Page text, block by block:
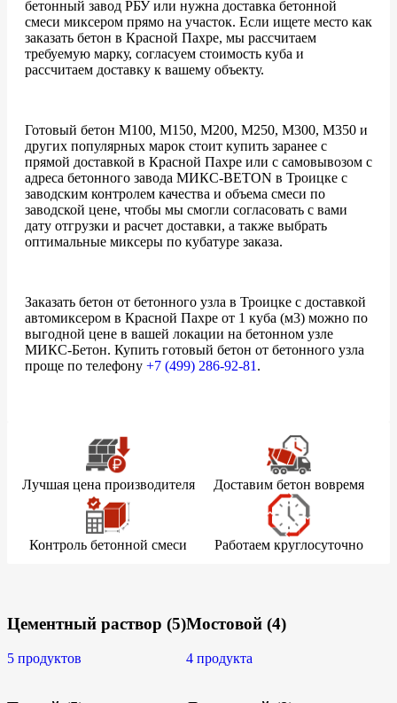
бетонный завод РБУ или нужна доставка бетонной
смеси миксером прямо на участок. Если ищете место как
заказать бетон в Красной Пахре, мы рассчитаем
требуемую марку, согласуем стоимость куба и
рассчитаем доставку к вашему объекту.
Готовый бетон М100, М150, М200, М250, М300, М350 и
других популярных марок стоит купить заранее с
прямой доставкой в Красной Пахре или с самовывозом с
адреса бетонного завода МИКС-BETON в Троицке с
заводским контролем качества и объема смеси по
заводской цене, чтобы мы смогли согласовать с вами
дату отгрузки и расчет доставки, а также выбрать
оптимальные миксеры по кубатуре заказа.
Заказать бетон от бетонного узла в Троицке с доставкой
автомиксером в Красной Пахре от 1 куба (м3) можно по
выгодной цене в вашей локации на бетонном узле
МИКС-Бетон. Купить готовый бетон от бетонного узла
проще по телефону +7 (499) 286-92-81 .
Лучшая цена производителя Доставим бетон вовремя
Контроль бетонной смеси Работаем круглосуточно
Цементный раствор (5)
5 продуктов
Мостовой (4)
4 продукта